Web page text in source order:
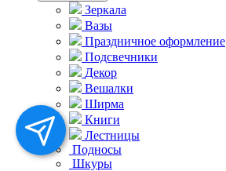
Зеркала
Вазы
Праздничное оформление
Подсвечники
Декор
Вешалки
Ширма
Книги
Лестницы
Подносы
Шкуры